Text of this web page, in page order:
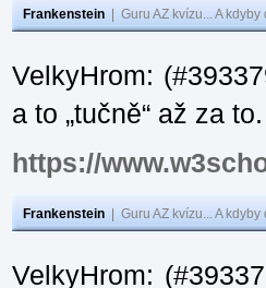
Frankenstein Guru AZ kvízu... A
VelkyHrom:
a to „tučně“ až za
https://
Frankenstein Guru AZ kvízu... A
VelkyHrom: